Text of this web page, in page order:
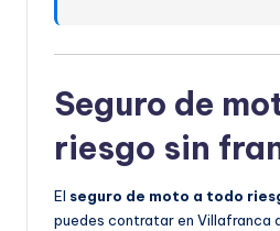
Seguro de
riesgo sin
El seguro de moto a todo
puedes contratar en Villafranca